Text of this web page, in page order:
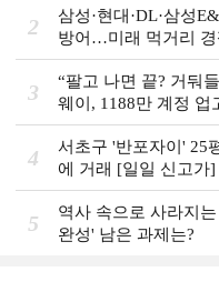
2
삼성·현대·DL·삼성
방어…미래 먹거리
3
“팔고 나면 끝? 거둬
웨이, 1188만 계정 업
4
서초구 '반포자이' 25
에 거래 [일일 신고가]
5
역사 속으로 사라지
완성' 남은 과제는?